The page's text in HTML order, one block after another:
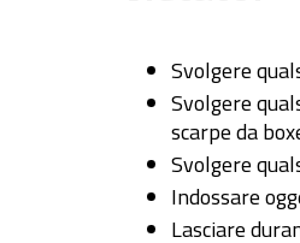
Svolgere
Svolgere
scarpe da
Svolgere
Indossare
Lasciare